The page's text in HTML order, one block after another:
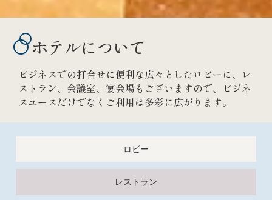
ホテルについて
ビジネスでの打合せに便利な広々としたロビーに、レ
ストラン、会議室、宴会場もございますので、ビジネ
スユースだけでなくご利用は多彩に広がります。
ロビー
レストラン